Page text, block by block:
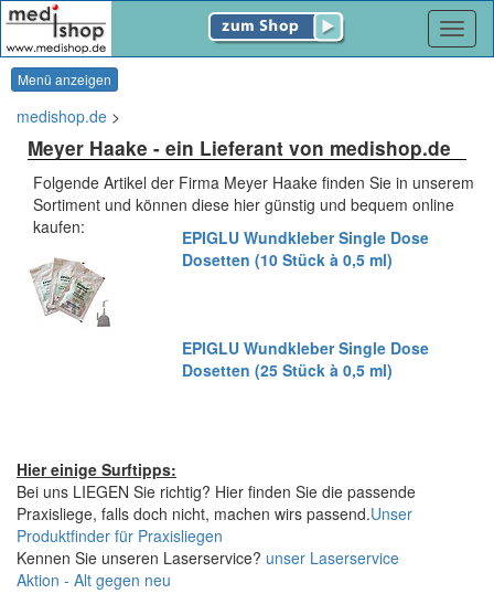
Menü anzeigen
medishop.de >
Meyer Haake - ein Lieferant von medishop.de
Folgende Artikel der Firma Meyer Haake finden Sie in unserem
Sortiment und können diese hier günstig und bequem online
kaufen:
EPIGLU Wundkleber Single Dose
Dosetten (10 Stück à 0,5 ml)
EPIGLU Wundkleber Single Dose
Dosetten (25 Stück à 0,5 ml)
Hier einige Surftipps:
Bei uns LIEGEN Sie richtig? Hier finden Sie die passende
Praxisliege, falls doch nicht, machen wirs passend.Unser
Produktfinder für Praxisliegen
Kennen Sie unseren Laserservice? unser Laserservice
Aktion - Alt gegen neu